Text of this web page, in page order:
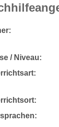
/ Niveau: